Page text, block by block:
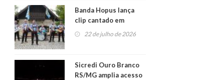
Banda Hopus lança
clip cantado em
alemão e inglês
22 de julho de 2026
Sicredi Ouro Branco
RS/MG amplia acesso